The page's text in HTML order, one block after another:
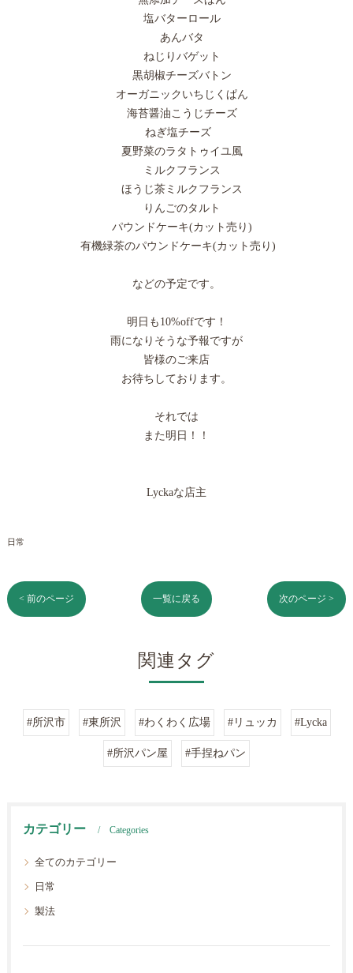
塩バターロール
あんバタ
ねじりバゲット
黒胡椒チーズバトン
オーガニックいちじくぱん
海苔醤油こうじチーズ
ねぎ塩チーズ
夏野菜のラタトゥイユ風
ミルクフランス
ほうじ茶ミルクフランス
りんごのタルト
パウンドケーキ(カット売り)
有機緑茶のパウンドケーキ(カット売り)
などの予定です。
明日も10%offです！
雨になりそうな予報ですが
皆様のご来店
お待ちしております。
それでは
また明日！！
Lyckaな店主
日常
< 前のページ 一覧に戻る 次のページ >
関連タグ
#所沢市 #東所沢 #わくわく広場 #リュッカ #Lycka
#所沢パン屋 #手捏ねパン
カテゴリー Categories
全てのカテゴリー
日常
製法